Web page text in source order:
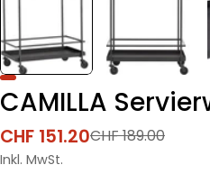
CAMILLA
Verkaufspreis
CHF 151.20
Regulärer
Preis
CHF 189.00
Inkl. MwSt.